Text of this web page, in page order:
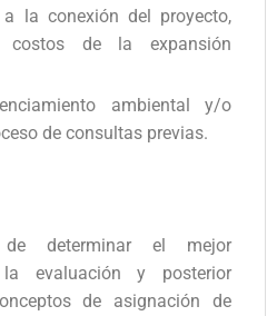
a la conexión del proyecto,
costos de la expansión
ambiental y/o
de consultas previas.
determinar el mejor
la evaluación y posterior
de asignación de